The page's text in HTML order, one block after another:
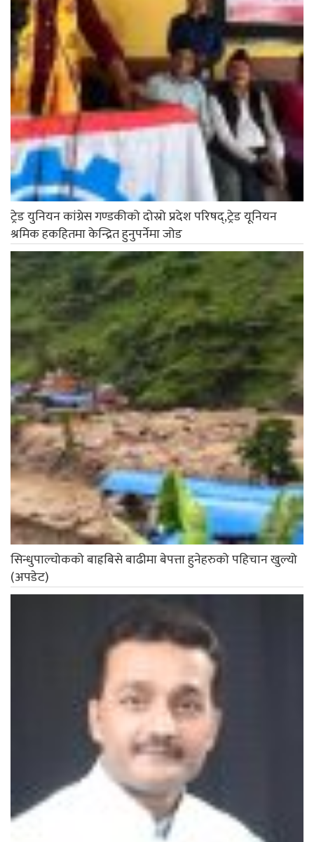
ट्रेड युनियन कांग्रेस गण्डकीको दोस्रो प्रदेश परिषद्,ट्रेड यूनियन
श्रमिक हकहितमा केन्द्रित हुनुपर्नेमा जोड
सिन्धुपाल्चोकको बाह्रबिसे बाढीमा बेपत्ता हुनेहरुको पहिचान खुल्यो
(अपडेट)